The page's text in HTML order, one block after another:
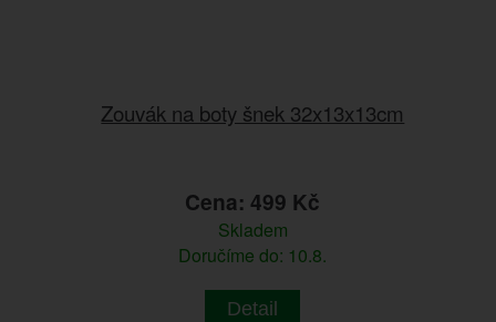
Zouvák na boty šnek 32x13x13cm
Cena: 499 Kč
Skladem
Doručíme do: 10.8.
Detail